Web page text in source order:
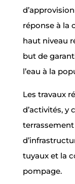
réponse à la
haut niveau
but de
l’eau à la
Les travaux
d’activités, y
tuyaux et la
pompage.